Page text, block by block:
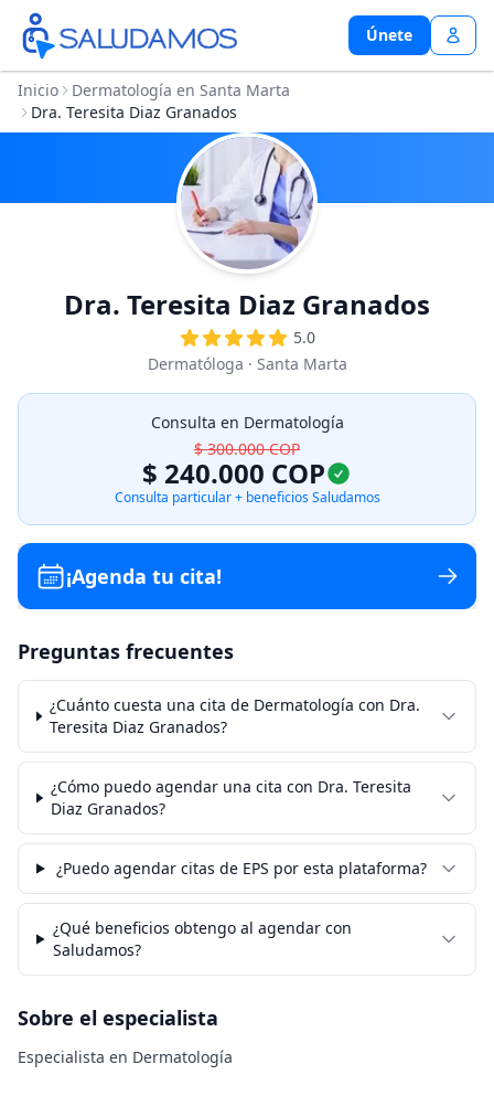
Únete
Únete
Inicio
Dermatología en Santa Marta
Dra. Teresita Diaz Granados
Dra. Teresita Diaz Granados
5.0
Dermatóloga · Santa Marta
Consulta en Dermatología
$ 300.000COP
$ 240.000 COP
Consulta particular + beneficios Saludamos
¡Agenda tu cita!
Preguntas frecuentes
¿Cuánto cuesta una cita de Dermatología con Dra.
Teresita Diaz Granados?
¿Cómo puedo agendar una cita con Dra. Teresita
Diaz Granados?
¿Puedo agendar citas de EPS por esta plataforma?
¿Qué beneficios obtengo al agendar con
Saludamos?
Sobre el especialista
Especialista en Dermatología